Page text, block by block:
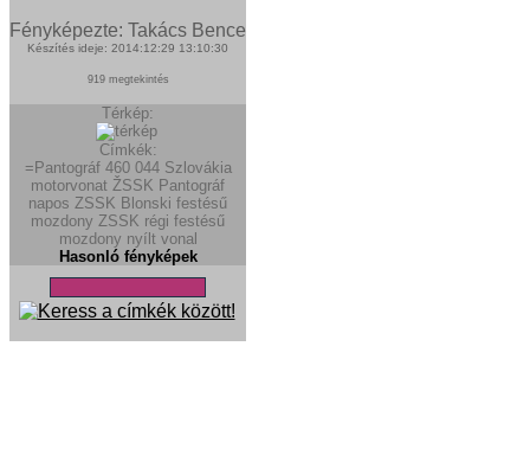
Fényképezte: Takács Bence
Készítés ideje: 2014:12:29 13:10:30
919 megtekintés
Térkép:
Címkék:
=Pantográf 460 044 Szlovákia
motorvonat ŽSSK Pantográf
napos ZSSK Blonski festésű
mozdony ZSSK régi festésű
mozdony nyílt vonal
Hasonló fényképek